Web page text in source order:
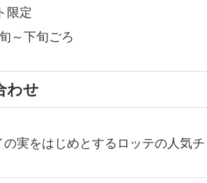
限定
～下旬ごろ
わせ
実をはじめとするロッテの人気